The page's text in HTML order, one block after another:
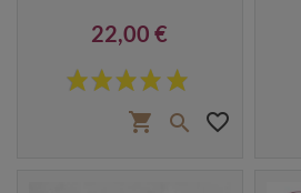
Prix
22,00 €
shopping_cart  favorite_border